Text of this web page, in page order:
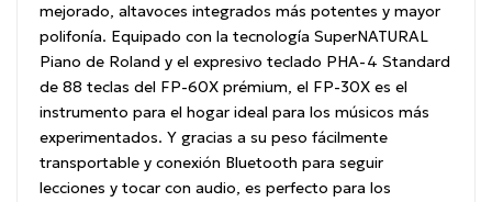
mejorado, altavoces integrados más potentes y mayor
polifonía. Equipado con la tecnología SuperNATURAL
Piano de Roland y el expresivo teclado PHA-4 Standard
de 88 teclas del FP-60X prémium, el FP-30X es el
instrumento para el hogar ideal para los músicos más
experimentados. Y gracias a su peso fácilmente
transportable y conexión Bluetooth para seguir
lecciones y tocar con audio, es perfecto para los